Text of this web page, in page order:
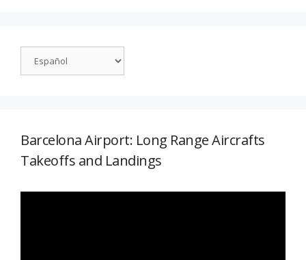
Barcelona Airport: Long Range Aircrafts
Takeoffs and Landings